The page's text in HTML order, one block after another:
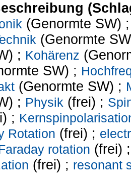
(Genormte SW)
(Genormte
; Kohärenz
SW) ;
(Genormte SW) ;
; Physik (frei) ;
;
Rotation (frei) ;
rotation (frei)
(frei) ; resonant